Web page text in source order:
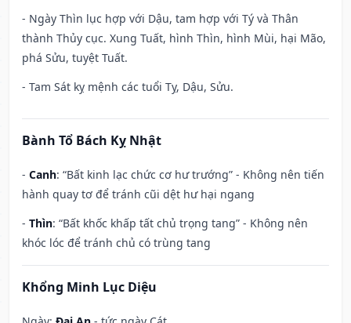
- Ngày Thìn lục hợp với Dậu, tam hợp với Tý và Thân
thành Thủy cục. Xung Tuất, hình Thìn, hình Mùi, hại Mão,
phá Sửu, tuyệt Tuất.
- Tam Sát kỵ mệnh các tuổi Tỵ, Dậu, Sửu.
Bành Tổ Bách Kỵ Nhật
- Canh: “Bất kinh lạc chức cơ hư trướng” - Không nên tiến
hành quay tơ để tránh cũi dệt hư hại ngang
- Thìn: “Bất khốc khấp tất chủ trọng tang” - Không nên
khóc lóc để tránh chủ có trùng tang
Khổng Minh Lục Diệu